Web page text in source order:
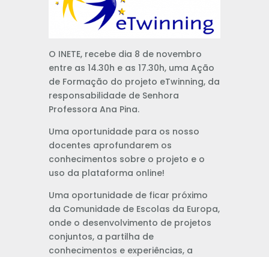
O INETE, recebe dia 8 de novembro
entre as 14.30h e as 17.30h, uma Ação
de Formação do projeto eTwinning, da
responsabilidade de Senhora
Professora Ana Pina.
Uma oportunidade para os nosso
docentes aprofundarem os
conhecimentos sobre o projeto e o
uso da plataforma online!
Uma oportunidade de ficar próximo
da Comunidade de Escolas da Europa,
onde o desenvolvimento de projetos
conjuntos, a partilha de
conhecimentos e experiências, a